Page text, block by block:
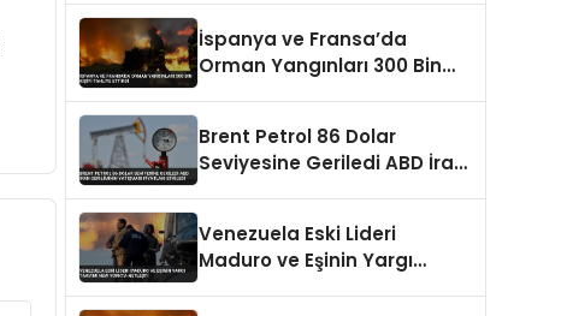
İspanya ve Fransa’da
Orman Yangınları 300 Bin
Brent Petrol 86 Dolar
Seviyesine Geriledi ABD İran
Venezuela Eski Lideri
Maduro ve Eşinin Yargı